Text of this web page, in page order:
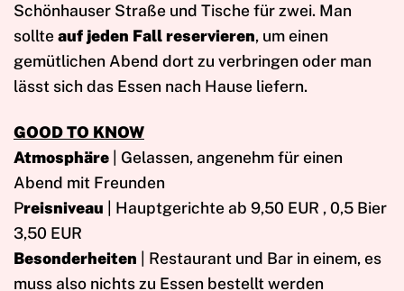
Schönhauser Straße und Tische für zwei. Man
sollteauf jeden Fall reservieren, um einen
gemütlichen Abend dort zu verbringen oder man
lässt sich das Essen nach Hause liefern.
GOOD TO KNOW
Atmosphäre | Gelassen, angenehm für einen
Abend mit Freunden
Preisniveau | Hauptgerichte ab 9,50 EUR , 0,5 Bier
3,50 EUR
Besonderheiten | Restaurant und Bar in einem, es
muss also nichts zu Essen bestellt werden